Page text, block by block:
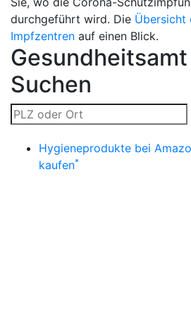
durchgeführt wird. Die Übersicht
Impfzentren auf einen Blick.
Gesundheitsamt
Suchen
Hygieneprodukte bei
kaufen*